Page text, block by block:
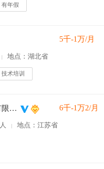
有年假
5千-1万/月
| 地点：湖北省
技术培训
江苏苏州优势体育发展有限公司 6千-1万2/月
| 地点：江苏省